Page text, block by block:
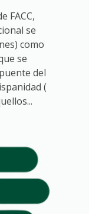
FACC,
se
como
se
del
(